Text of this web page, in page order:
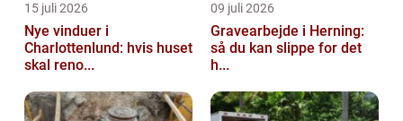
15 juli 2026
Nye vinduer i
Charlottenlund: hvis huset
skal reno...
09 juli 2026
Gravearbejde i Herning:
så du kan slippe for det
h...